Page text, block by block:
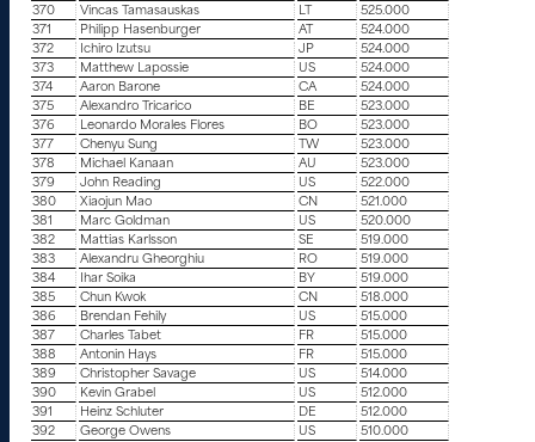
370
Vincas Tamasauskas LT
525.000
371
Philipp Hasenburger AT
524.000
372
Ichiro Izutsu JP
524.000
373
Matthew Lapossie US
524.000
374
Aaron Barone CA
524.000
375
Alexandro Tricarico BE
523.000
376
Leonardo Morales Flores BO
523.000
377
Chenyu Sung TW
523.000
378
Michael Kanaan AU
523.000
379
John Reading US
522.000
380
Xiaojun Mao CN
521.000
381
Marc Goldman US
520.000
382
Mattias Karlsson SE
519.000
383
Alexandru Gheorghiu RO
519.000
384
Ihar Soika BY
519.000
385
Chun Kwok CN
518.000
386
Brendan Fehily US
515.000
387
Charles Tabet FR
515.000
388
Antonin Hays FR
515.000
389
Christopher Savage US
514.000
390
Kevin Grabel US
512.000
391
Heinz Schluter DE
512.000
392
George Owens US
510.000